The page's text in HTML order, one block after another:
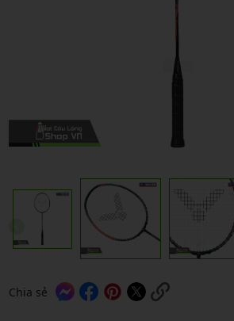
Chia sẻ